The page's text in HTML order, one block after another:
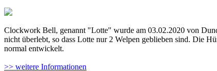
Clockwork Bell, genannt "Lotte" wurde am 03.02.2020 von
nicht überlebt, so dass Lotte nur 2 Welpen geblieben sind. Die
normal entwickelt.
>> weitere Informationen